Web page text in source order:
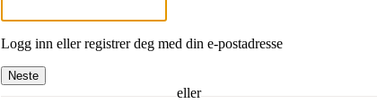
Logg inn eller registrer deg med din e-postadresse
Neste
eller